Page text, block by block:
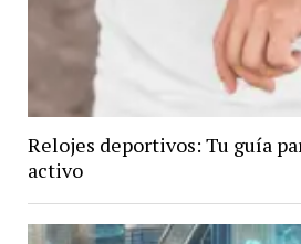
Relojes deportivos: Tu guía
activo